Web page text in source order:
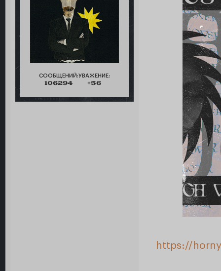
СООБЩЕНИЙ:
106294
УВАЖЕНИЕ:
+56
https://